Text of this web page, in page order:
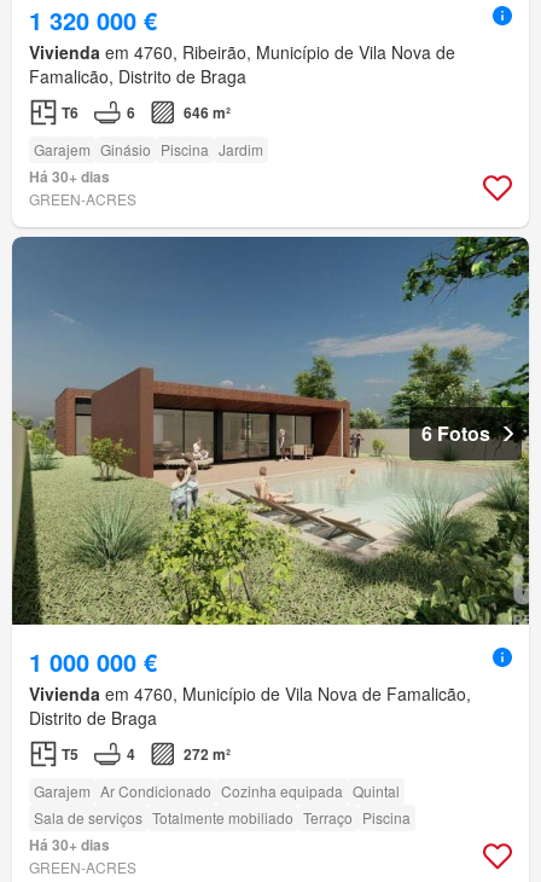
1 320 000 €
Vivienda em 4760, Ribeirão, Município de Vila Nova de
Famalicão, Distrito de Braga
T6 6 646 m²
Garajem Ginásio Piscina Jardim
Há 30+ dias
GREEN-ACRES
6 Fotos
1 000 000 €
Vivienda em 4760, Município de Vila Nova de Famalicão,
Distrito de Braga
T5 4 272 m²
Garajem Ar Condicionado Cozinha equipada Quintal
Sala de serviços Totalmente mobiliado Terraço Piscina
Há 30+ dias
GREEN-ACRES